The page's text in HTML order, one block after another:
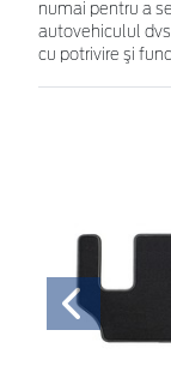
numai pentru a
autovehiculul
cu potrivire şi